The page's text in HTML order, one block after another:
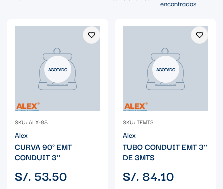
encontrados
AGOTADO
SKU: ALX-88
Alex
CURVA 90° EMT
CONDUIT 3''
Precio
regular
S/. 53.50
AGOTADO
SKU: TEMT3
Alex
TUBO CONDUIT EMT 3''
DE 3MTS
Precio
regular
S/. 84.10